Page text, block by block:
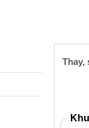
Thay,